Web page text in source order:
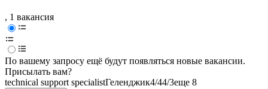
, 1 вакансия
По вашему запросу ещё будут появляться новые вакансии.
Присылать вам?
technical support specialistГеленджик4/44/3еще 8